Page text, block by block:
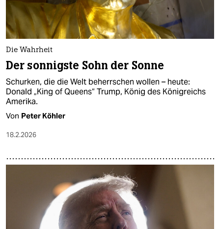
Die Wahrheit
Der sonnigste Sohn der Sonne
Schurken, die die Welt beherrschen wollen – heute:
Donald „King of Queens“ Trump, König des Königreichs
Amerika.
Von Peter Köhler
18.2.2026